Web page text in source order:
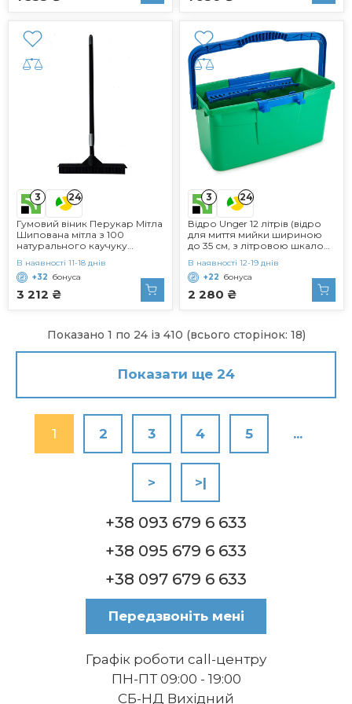
та зовні
3 24
Гумовий віник Перукар Мітла
Шипована мітла з 100
натурального каучуку
скрубберів Довжина ручки
регульована 83 см 150 см
Оригінальний SQUEEPER від
SWEEPA
3 212 ₴
В наявності 11-18 днів
+32 бонуса
3 24
Відро Unger 12 літрів (відро
для миття мийки шириною
до 35 см, з літровою шкалою,
2 280 ₴
В наявності 12-19 днів
+22 бонуса
Показано 1 по 24 із 410 (всього сторінок: 18)
Показати ще 24
1 2 3 4 5 ...
> >|
+38 093 679 6 633
+38 095 679 6 633
+38 097 679 6 633
Передзвоніть мені
Графік роботи call-центру
ПН-ПТ 09:00 - 19:00
СБ-НД Вихідний